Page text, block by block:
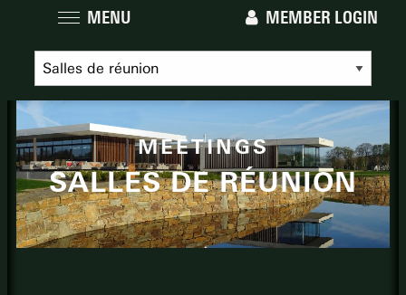
MENU MEMBER LOGIN
MEETINGS
SALLES DE RÉUNION